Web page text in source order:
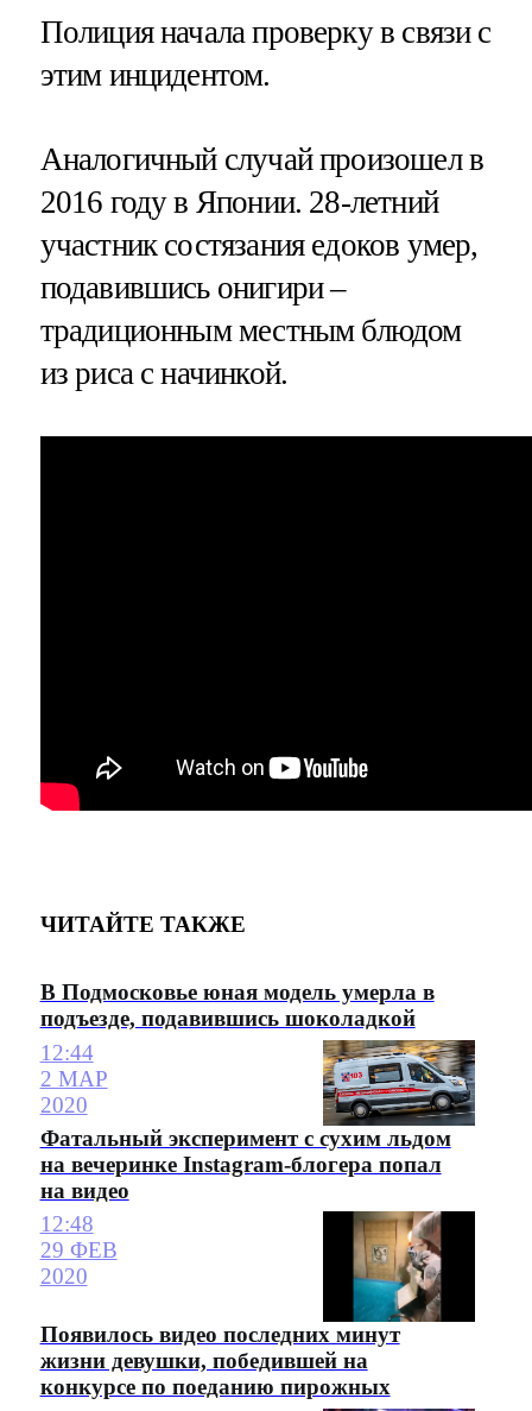
Полиция начала проверку в связи с
этим инцидентом.
Аналогичный случай произошел в
2016 году в Японии. 28-летний
участник состязания едоков умер,
подавившись онигири –
традиционным местным блюдом
из риса с начинкой.
ЧИТАЙТЕ ТАКЖЕ
В Подмосковье юная модель умерла в
подъезде, подавившись шоколадкой
12:44
2 МАР
2020
Фатальный эксперимент с сухим льдом
на вечеринке Instagram-блогера попал
на видео
12:48
29 ФЕВ
2020
Появилось видео последних минут
жизни девушки, победившей на
конкурсе по поеданию пирожных